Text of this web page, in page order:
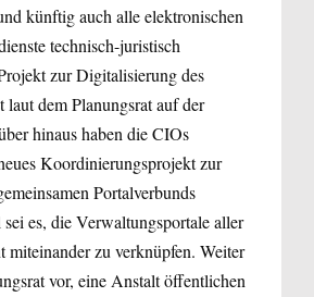
künftig auch alle elektronischen
technisch-juristisch
zur Digitalisierung des
laut dem Planungsrat auf der
hinaus haben die CIOs
Koordinierungsprojekt zur
Portalverbunds
es, die Verwaltungsportale aller
miteinander zu verknüpfen. Weiter
vor, eine Anstalt öffentlichen